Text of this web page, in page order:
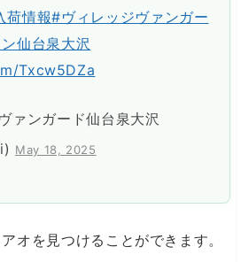
荷情報#ヴィレッジヴァンガー
仙台泉大沢
Txcw5DZa
ァンガード仙台泉大沢
May 18, 2025
オを見つけることができます。